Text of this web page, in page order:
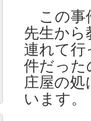
この事
先生から
連れて行
件だった
庄屋の
います。